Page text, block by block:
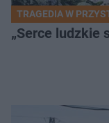
TRAGEDIA W
„Serce ludzkie